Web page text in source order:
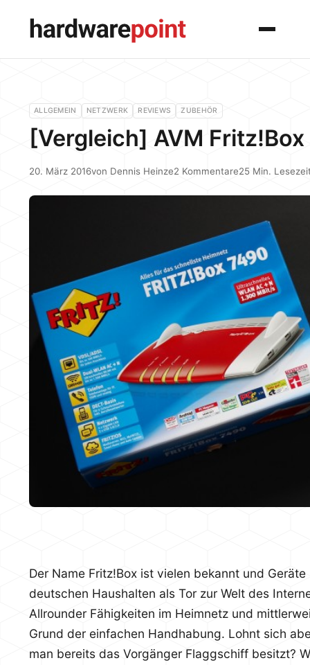
Menü
ALLGEMEIN NETZWERK REVIEWS ZUBEHÖR
[Vergleich] AVM
20. März 2016von Dennis Heinze2 Kommentare25 Min.
Der Name Fritz!Box ist vielen bekannt und
deutschen Haushalten als Tor zur Welt des
Allrounder Fähigkeiten im Heimnetz und
Grund der einfachen Handhabung. Lohnt sich
man bereits das Vorgänger Flaggschiff besitzt?